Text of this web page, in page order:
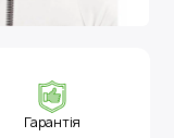
Гарантія